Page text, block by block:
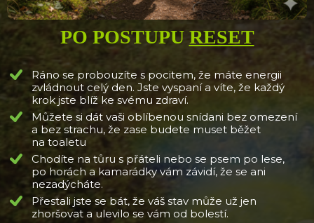
PO POSTUPU RESET
Ráno se probouzíte s pocitem, že máte energii
zvládnout celý den. Jste vyspaní a víte, že každý
krok jste blíž ke svému zdraví.
Můžete si dát vaši oblíbenou snídani bez omezení
a bez strachu, že zase budete muset běžet
na toaletu
Chodíte na tůru s přáteli nebo se psem po lese,
po horách a kamarádky vám závidí, že se ani
nezadýcháte.
Přestali jste se bát, že váš stav může už jen
zhoršovat a ulevilo se vám od bolestí.